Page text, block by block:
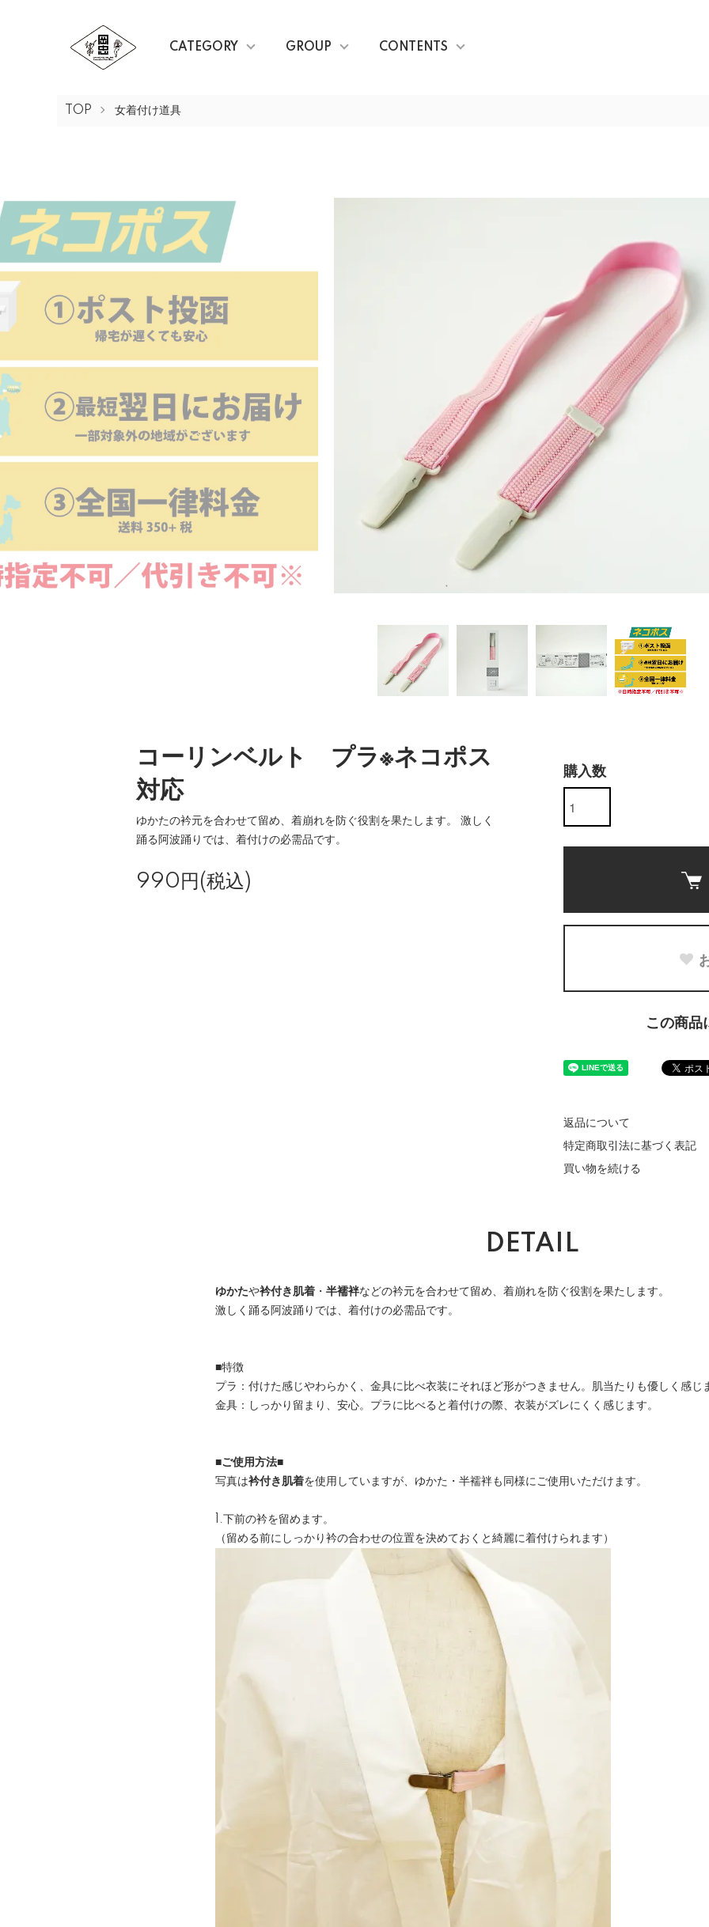
CATEGORY GROUP CONTENTS
TOP 女着付け道具
コーリンベルト プラ※ネコポス
対応
ゆかたの衿元を合わせて留め、着崩れを防ぐ役割を果たします。 激しく
踊る阿波踊りでは、着付けの必需品です。
990円(税込)
購入数
この商品
返品について
特定商取引法に基づく表記
買い物を続ける
DETAIL
ゆかたや衿付き肌着 ・ 半襦袢などの衿元を合わせて留め、着崩れを防ぐ役割を果たします。
激しく踊る阿波踊りでは、着付けの必需品です。
■特徴
プラ：付けた感じやわらかく、金具に比べ衣装にそれほど形がつきません。肌当たりも優しく感じ
金具：しっかり留まり、安心。プラに比べると着付けの際、衣装がズレにくく感じます。
■ご使用方法■
写真は衿付き肌着を使用していますが、ゆかた・半襦袢も同様にご使用いただけます。
1.下前の衿を留めます。
（留める前にしっかり衿の合わせの位置を決めておくと綺麗に着付けられます）